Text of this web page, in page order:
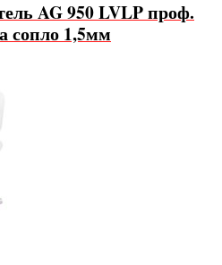
AG 950 LVLP проф.
сопло 1,5мм